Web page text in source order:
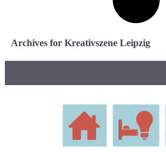
Archives for Kreativszene Leipzig